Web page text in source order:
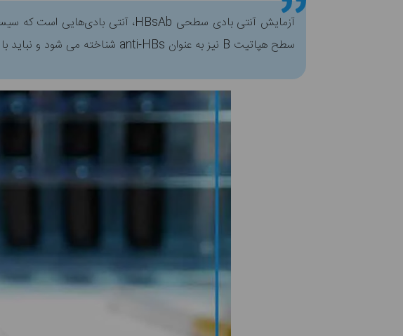
سطح هپاتیت B نیز به عنوان anti-HBs شناخته می شود و نباید با HBsAg مخفف آنتی ژن سطح هپاتیت B اشتباه گرفته شود.